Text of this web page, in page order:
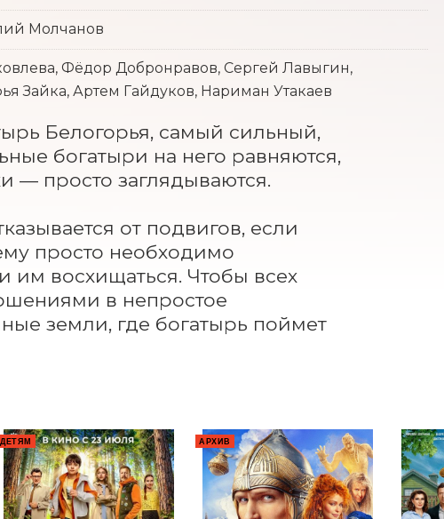
Молчанов
Фёдор Добронравов, Сергей Лавыгин,
Зайка, Артем Гайдуков, Нариман Утакаев
Белогорья, самый сильный,
богатыри на него равняются,
— просто заглядываются.
от подвигов, если
просто необходимо
им восхищаться. Чтобы всех
в непростое
земли, где богатырь поймет
ДЕТЯМ АРХИВ